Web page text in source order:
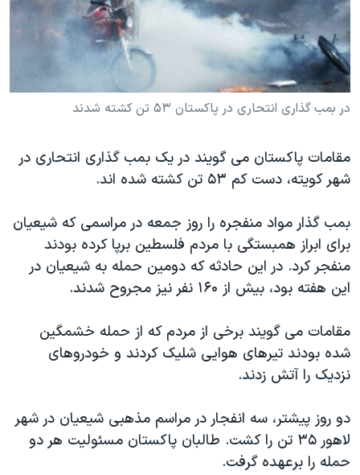
فرهنگ و زندگی
حقوق شهروندی
اقتصادی
علم و فناوری
گالری عکس
آرشیو پخش زنده
انتخابات ریاست جمهوری آمریکا ۲۰۲۴
حمله جمهوری اسلامی به اسرائیل
رمز مهسا
اعتراضات زن، زندگی، آزادی
مجموعه مستندهای دادخواهی
تریبونال مردمی آبان ۹۸
دادگاه حمید نوری
چهل سال گروگان‌گیری
اعتراضات مردمی آبان ۹۸
اسرائیل در جنگ
همایش محافظه‌کاران آمریکا «سی‌پک»
صفحه‌های ویژه
دنبال کنید
در بمب گذاری انتحاری در پاکستان ۵۳ تن کشته شدند
مقامات پاکستان می گویند در یک بمب گذاری انتحاری در
شهر کویته، دست کم ۵۳ تن کشته شده اند.
بمب گذار مواد منفجره را روز جمعه در مراسمی که شیعیان
برای ابراز همبستگی با مردم فلسطین برپا کرده بودند
منفجر کرد. در این حادثه که دومین حمله به شیعیان در
این هفته بود، بیش از ۱۶۰ نفر نیز مجروح شدند.
مقامات می گویند برخی از مردم که از حمله خشمگین
شده بودند تیرهای هوایی شلیک کردند و خودروهای
نزدیک را آتش زدند.
دو روز پیشتر، سه انفجار در مراسم مذهبی شیعیان در شهر
لاهور ۳۵ تن را کشت. طالبان پاکستان مسئولیت هر دو
حمله را برعهده گرفت.